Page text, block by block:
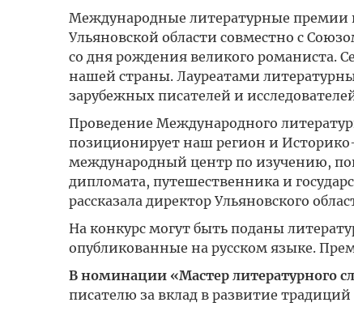
Международные литературные премии
Ульяновской области совместно с
со дня рождения великого романиста.
нашей страны. Лауреатами
зарубежных писателей и
Проведение Международного
позиционирует наш регион и
международный центр по изучению,
дипломата, путешественника и
рассказала директор Ульяновского
На конкурс могут быть поданы
опубликованные на русском языке.
В номинации «Мастер литературного
писателю за вклад в развитие